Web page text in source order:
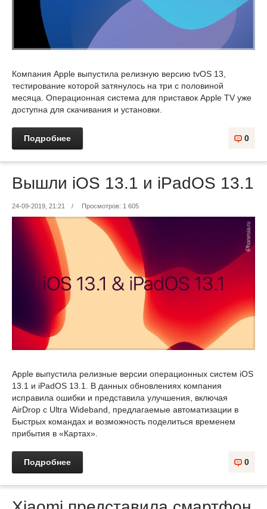
Компания Apple выпустила релизную версию tvOS 13,
тестирование которой затянулось на три с половиной
месяца. Операционная система для приставок Apple TV уже
доступна для скачивания и установки.
Подробнее 0
Вышли iOS 13.1 и iPadOS 13.1
24-09-2019, 21:21 / Просмотров: 1 605
Apple выпустила релизные версии операционных систем iOS
13.1 и iPadOS 13.1. В данных обновлениях компания
исправила ошибки и представила улучшения, включая
AirDrop с Ultra Wideband, предлагаемые автоматизации в
Быстрых командах и возможность поделиться временем
прибытия в «Картах».
Подробнее 0